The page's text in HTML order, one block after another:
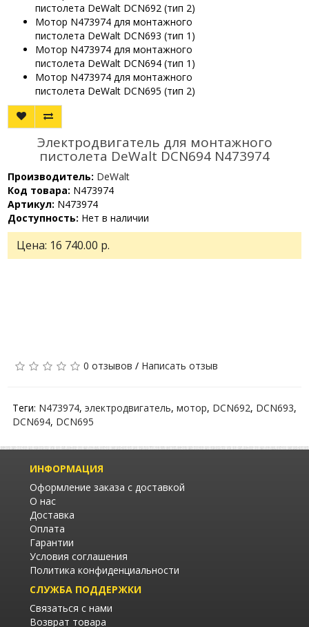
пистолета DeWalt DCN692 (тип 2)
Мотор N473974 для монтажного
пистолета DeWalt DCN693 (тип 1)
Мотор N473974 для монтажного
пистолета DeWalt DCN694 (тип 1)
Мотор N473974 для монтажного
пистолета DeWalt DCN695 (тип 2)
Электродвигатель для монтажного
пистолета DeWalt DCN694 N473974
Производитель: DeWalt
Код товара: N473974
Артикул: N473974
Доступность: Нет в наличии
Цена: 16 740.00 р.
0 отзывов / Написать отзыв
Теги: N473974, электродвигатель, мотор, DCN692, DCN693,
DCN694, DCN695
ИНФОРМАЦИЯ
Оформление заказа с доставкой
О нас
Доставка
Оплата
Гарантии
Условия соглашения
Политика конфиденциальности
СЛУЖБА ПОДДЕРЖКИ
Связаться с нами
Возврат товара